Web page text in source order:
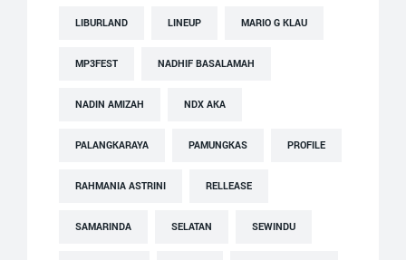
LIBURLAND LINEUP MARIO G KLAU
MP3FEST NADHIF BASALAMAH
NADIN AMIZAH NDX AKA
PALANGKARAYA PAMUNGKAS PROFILE
RAHMANIA ASTRINI RELLEASE
SAMARINDA SELATAN SEWINDU